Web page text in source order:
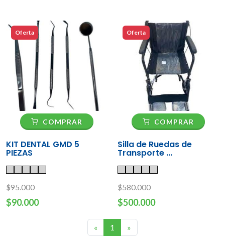
Oferta
COMPRAR
KIT DENTAL GMD 5
PIEZAS
$95.000
$90.000
Oferta
COMPRAR
Silla de Ruedas de
Transporte ...
$580.000
$500.000
« Previous
1 »